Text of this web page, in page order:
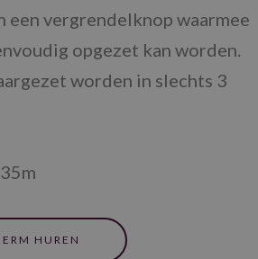
een vergrendelknop waarmee
opgezet kan worden.
worden in slechts 3
HUREN